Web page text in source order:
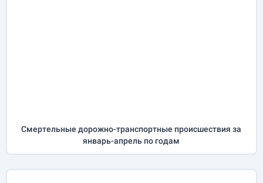
Cмертельные дорожно-транспортные происшествия за
январь-апрель по годам